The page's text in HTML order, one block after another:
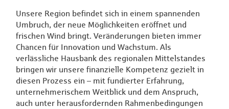
Unsere Region befindet sich in einem spannenden
Umbruch, der neue Möglichkeiten eröffnet und
frischen Wind bringt. Veränderungen bieten immer
Chancen für Innovation und Wachstum. Als
verlässliche Hausbank des regionalen Mittelstandes
bringen wir unsere finanzielle Kompetenz gezielt in
diesen Prozess ein – mit fundierter Erfahrung,
unternehmerischem Weitblick und dem Anspruch,
auch unter herausfordernden Rahmenbedingungen